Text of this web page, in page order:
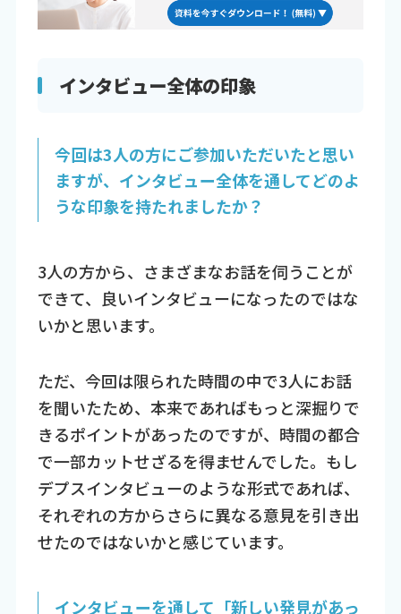
インタビュー全体の印象
今回は3人の方にご参加いただいたと思い
ますが、インタビュー全体を通してどのよ
うな印象を持たれましたか？
3人の方から、さまざまなお話を伺うことが
できて、良いインタビューになったのではな
いかと思います。
ただ、今回は限られた時間の中で3人にお話
を聞いたため、本来であればもっと深掘りで
きるポイントがあったのですが、時間の都合
で一部カットせざるを得ませんでした。もし
デプスインタビューのような形式であれば、
それぞれの方からさらに異なる意見を引き出
せたのではないかと感じています。
インタビューを通して「新しい発見があっ